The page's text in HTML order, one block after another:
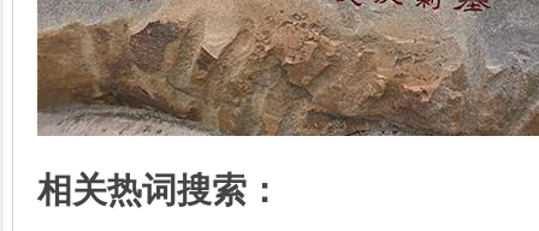
相关热词搜索：